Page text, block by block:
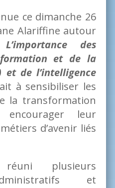
ce dimanche 26
Alariffine autour
des
et de la
et de l’intelligence
à sensibiliser les
la transformation
leur
d’avenir liés
plusieurs
et